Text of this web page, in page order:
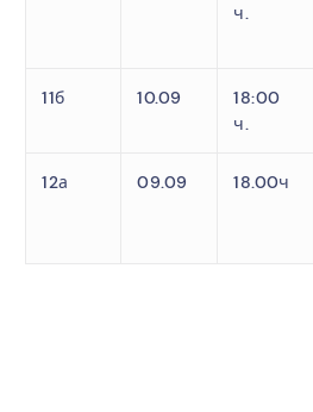
ч.
11б 10.09
18:00
ч.
12а 09.09 18.00ч